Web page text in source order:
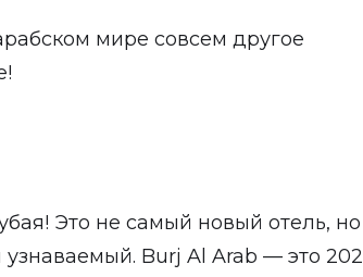
мире совсем другое
Это не самый новый отель, но
Burj Al Arab — это 202